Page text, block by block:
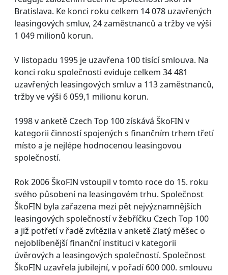
Bratislava. Ke konci roku celkem 14 078 uzavřených
leasingových smluv, 24 zaměstnanců a tržby ve výši
1 049 milionů korun.
V listopadu 1995 je uzavřena 100 tisící smlouva. Na
konci roku společnosti eviduje celkem 34 481
uzavřených leasingových smluv a 113 zaměstnanců,
tržby ve výši 6 059,1 milionu korun.
1998 v anketě Czech Top 100 získává ŠkoFIN v
kategorii činností spojených s finančním trhem třetí
místo a je nejlépe hodnocenou leasingovou
společností.
Rok 2006 ŠkoFIN vstoupil v tomto roce do 15. roku
svého působení na leasingovém trhu. Společnost
ŠkoFIN byla zařazena mezi pět nejvýznamnějších
leasingových společností v žebříčku Czech Top 100
a již potřetí v řadě zvítězila v anketě Zlatý měšec o
nejoblíbenější finanční instituci v kategorii
úvěrových a leasingových společností. Společnost
ŠkoFIN uzavřela jubilejní, v pořadí 600 000. smlouvu